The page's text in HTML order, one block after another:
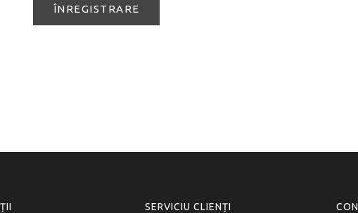
SERVICIU CLIENȚI